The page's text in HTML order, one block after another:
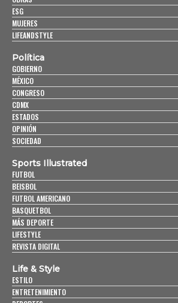
ESG
MUJERES
LIFEANDSTYLE
Política
GOBIERNO
MÉXICO
CONGRESO
CDMX
ESTADOS
OPINIÓN
SOCIEDAD
Sports Illustrated
FUTBOL
BEISBOL
FUTBOL AMERICANO
BASQUETBOL
MÁS DEPORTE
LIFESTYLE
REVISTA DIGITAL
Life & Style
ESTILO
ENTRETENIMIENTO